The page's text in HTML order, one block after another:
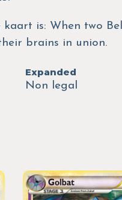
kaart is: When two
brains in union.
Expanded
Non legal